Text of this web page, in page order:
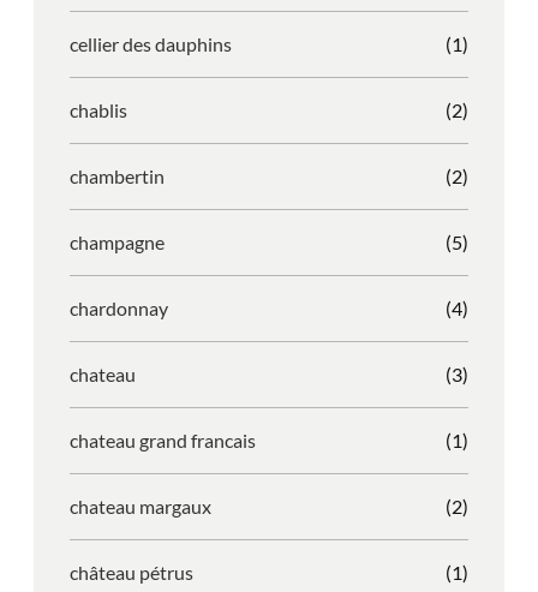
cellier des dauphins (1)
chablis (2)
chambertin (2)
champagne (5)
chardonnay (4)
chateau (3)
chateau grand francais (1)
chateau margaux (2)
château pétrus (1)